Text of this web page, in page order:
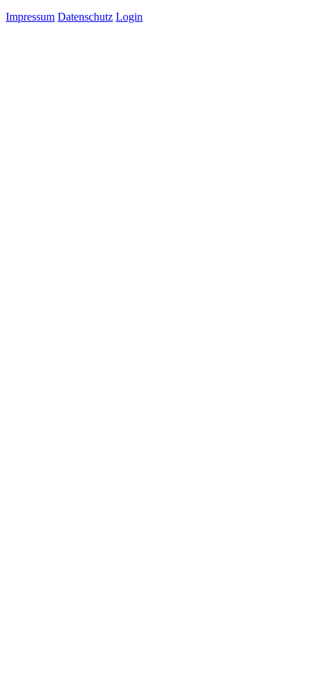
Impressum Datenschutz Login